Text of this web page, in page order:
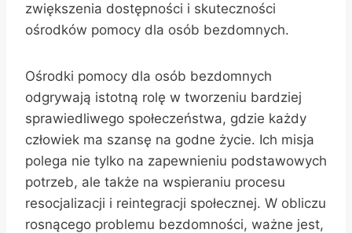
zwiększenia dostępności i skuteczności
ośrodków pomocy dla osób bezdomnych.
Ośrodki pomocy dla osób bezdomnych
odgrywają istotną rolę w tworzeniu bardziej
sprawiedliwego społeczeństwa, gdzie każdy
człowiek ma szansę na godne życie. Ich misja
polega nie tylko na zapewnieniu podstawowych
potrzeb, ale także na wspieraniu procesu
resocjalizacji i reintegracji społecznej. W obliczu
rosnącego problemu bezdomności, ważne jest,